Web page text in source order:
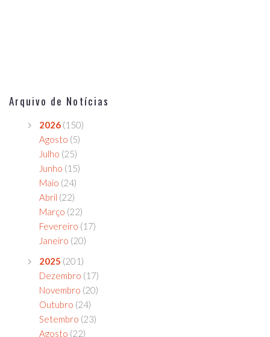
Arquivo de Notícias
2026 (150)
Agosto (5)
Julho (25)
Junho (15)
Maio (24)
Abril (22)
Março (22)
Fevereiro (17)
Janeiro (20)
2025 (201)
Dezembro (17)
Novembro (20)
Outubro (24)
Setembro (23)
Agosto (22)